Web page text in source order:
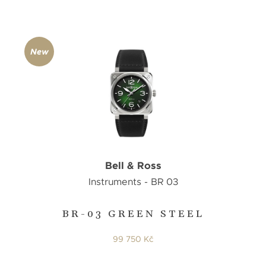
BR-03 GREEN STEEL
Bell & Ross
Instruments - BR 03
99 750 Kč
New